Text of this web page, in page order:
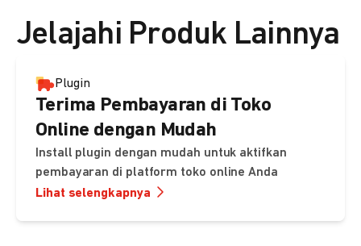
Jelajahi Produk Lainnya
Plugin
Terima Pembayaran di Toko
Online dengan Mudah
Install plugin dengan mudah untuk aktifkan
pembayaran di platform toko online Anda
Lihat selengkapnya